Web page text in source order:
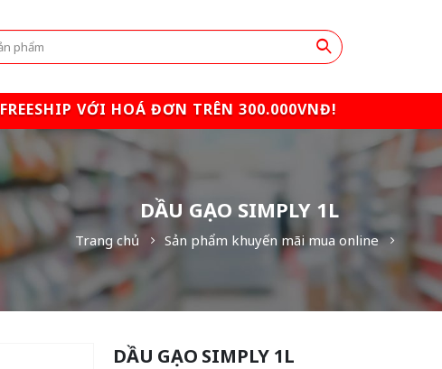
FREESHIP VỚI HOÁ ĐƠN TRÊN 300.000VNĐ!
DẦU GẠO SIMPLY 1L
Trang chủ Sản phẩm khuyến mãi mua online
DẦU GẠO SIMPLY 1L